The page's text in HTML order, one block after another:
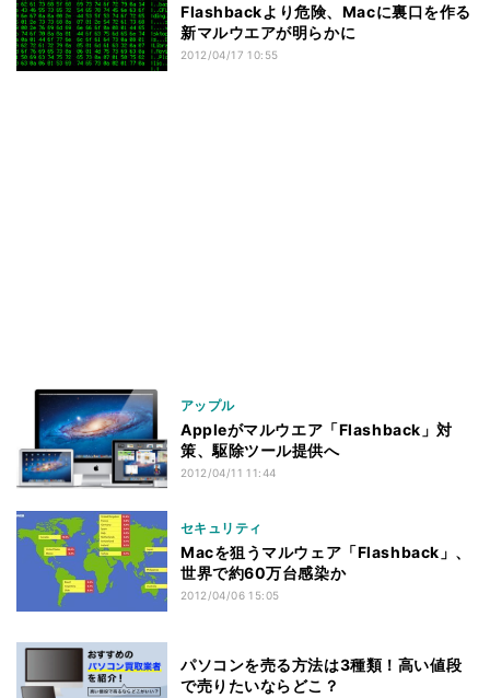
Flashbackより危険、Macに裏口を作る
新マルウエアが明らかに
2012/04/17 10:55
アップル
Appleがマルウエア「Flashback」対
策、駆除ツール提供へ
2012/04/11 11:44
セキュリティ
Macを狙うマルウェア「Flashback」、
世界で約60万台感染か
2012/04/06 15:05
パソコンを売る方法は3種類！高い値段
で売りたいならどこ？